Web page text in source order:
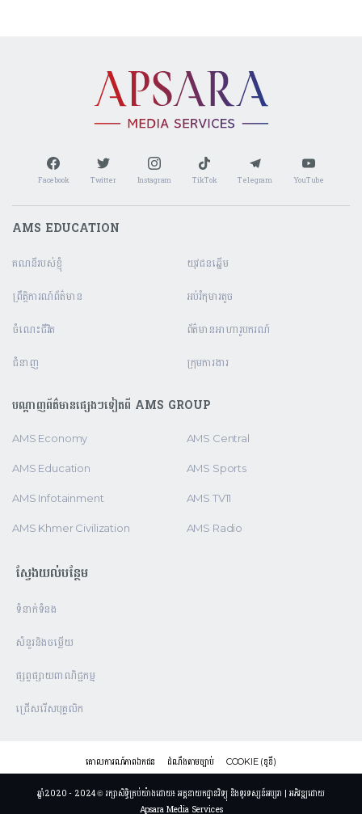
Facebook Twitter Instagram TikTok Telegram YouTube
AMS EDUCATION
គណនី​របស់ខ្ញុំ
ព្រឹត្តិការណ៍ព័ត៌មាន
ចំណេះជីវិត
ជំនាញ
យុវជនឆ្នើម
អប់រំកុមារតូច
ព័ត៌មានអាហារូបករណ៍
ក្រុមការងារ
បណ្តាញព័ត៌មានផ្សេងៗទៀតពី AMS GROUP
AMS Economy
AMS Education
AMS Infotainment
AMS Khmer Civilization
AMS Central
AMS Sports
AMS TV11
AMS Radio
ស្វែងយល់បន្ថែម
ទំនាក់ទំនង
សំនួរនិងចម្លើយ
ផ្សព្វផ្សាយពាណិជ្ជកម្ម
ជ្រើសរើសបុគ្គលិក
គោលការណ៍ភាពឯកជន ដំណឹងតាមច្បាប់ COOKIE (ខូខី)
ឆ្នាំ2020 - 2024 © រក្សាសិទ្ធិគ្រប់យ៉ាងដោយ៖ អគ្គនាយកដ្ឋានវិទ្យុ និងទូរទស្សន៍អប្សរា | អភិវឌ្ឍដោយ
Apsara Media Services